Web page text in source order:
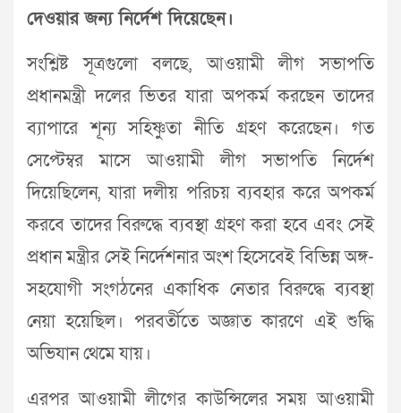
দেওয়ার জন্য নির্দেশ দিয়েছেন।
সংশ্লিষ্ট সূত্রগুলো বলছে, আওয়ামী লীগ সভাপতি
প্রধানমন্ত্রী দলের ভিতর যারা অপকর্ম করছেন তাদের
ব্যাপারে শূন্য সহিষ্ণুতা নীতি গ্রহণ করেছেন। গত
সেপ্টেম্বর মাসে আওয়ামী লীগ সভাপতি নির্দেশ
দিয়েছিলেন, যারা দলীয় পরিচয় ব্যবহার করে অপকর্ম
করবে তাদের বিরুদ্ধে ব্যবস্থা গ্রহণ করা হবে এবং সেই
প্রধান মন্ত্রীর সেই নির্দেশনার অংশ হিসেবেই বিভিন্ন অঙ্গ-
সহযোগী সংগঠনের একাধিক নেতার বিরুদ্ধে ব্যবস্থা
নেয়া হয়েছিল। পরবর্তীতে অজ্ঞাত কারণে এই শুদ্ধি
অভিযান থেমে যায়।
এরপর আওয়ামী লীগের কাউন্সিলের সময় আওয়ামী